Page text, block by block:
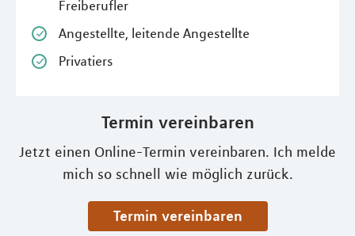
Freiberufler
Angestellte, leitende Angestellte
Privatiers
Termin vereinbaren
Jetzt einen Online-Termin vereinbaren. Ich melde
mich so schnell wie möglich zurück.
Termin vereinbaren